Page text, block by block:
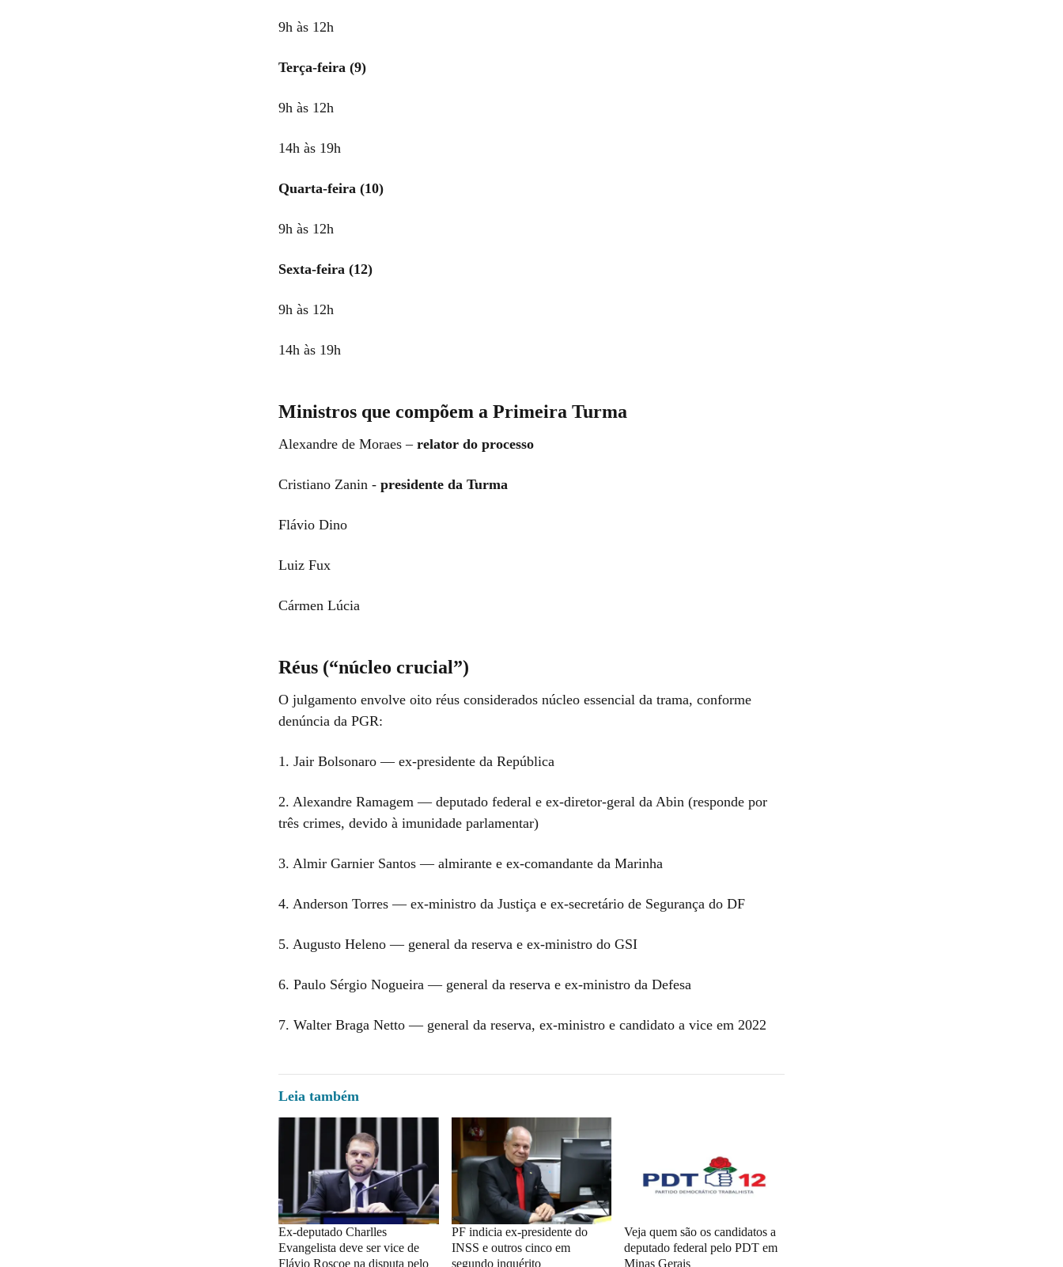
9h às 12h
Terça-feira (9)
9h às 12h
14h às 19h
Quarta-feira (10)
9h às 12h
Sexta-feira (12)
9h às 12h
14h às 19h
Ministros que compõem a Primeira Turma
Alexandre de Moraes – relator do processo
Cristiano Zanin - presidente da Turma
Flávio Dino
Luiz Fux
Cármen Lúcia
Réus (“núcleo crucial”)
O julgamento envolve oito réus considerados núcleo essencial da trama, conforme
denúncia da PGR:
1. Jair Bolsonaro — ex-presidente da República
2. Alexandre Ramagem — deputado federal e ex-diretor-geral da Abin (responde por
três crimes, devido à imunidade parlamentar)
3. Almir Garnier Santos — almirante e ex-comandante da Marinha
4. Anderson Torres — ex-ministro da Justiça e ex-secretário de Segurança do DF
5. Augusto Heleno — general da reserva e ex-ministro do GSI
6. Paulo Sérgio Nogueira — general da reserva e ex-ministro da Defesa
7. Walter Braga Netto — general da reserva, ex-ministro e candidato a vice em 2022
Leia também
Ex-deputado Charlles
Evangelista deve ser vice de
Flávio Roscoe na disputa pelo
PF indicia ex-presidente do
INSS e outros cinco em
segundo inquérito
Veja quem são os candidatos a
deputado federal pelo PDT em
Minas Gerais